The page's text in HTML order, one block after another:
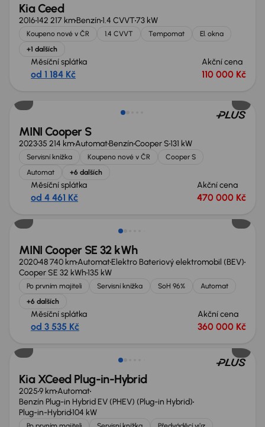
Kia Ceed
2016142 217 kmBenzín1.4 CVVT73 kW
Koupeno nové v ČR 1.4 CVVT Tempomat
El. okna
+1 dalších
Měsíční splátka
od 1 184 Kč
Akční cena
110 000 Kč
MINI Cooper S
202335 214 kmAutomatBenzínCooper S131 kW
Servisní knížka Koupeno nové v ČR
Cooper S
Automat
+6 dalších
Měsíční splátka
od 4 461 Kč
Akční cena
470 000 Kč
Zlevněno o 20 000 Kč
MINI Cooper SE 32 kWh
202048 740 kmAutomatElektro Bateriový elektromobil (BEV)
Cooper SE 32 kWh135 kW
Po prvním majiteli Servisní knížka SoH 96%
Automat
+6 dalších
Měsíční splátka
od 3 535 Kč
Akční cena
360 000 Kč
Zlevněno o 60 000 Kč
Kia XCeed Plug-in-Hybrid
20259 kmAutomat
Benzín Plug-in Hybrid EV (PHEV) (Plug-in Hybrid)
Plug-in-Hybrid104 kW